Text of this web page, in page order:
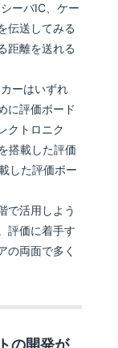
ーバIC、ケー
伝送してみる
距離を送れる
ーはいずれ
に評価ボード
クトロニク
搭載した評価
した評価ボー
で活用しよう
評価に着手す
の両面で多く